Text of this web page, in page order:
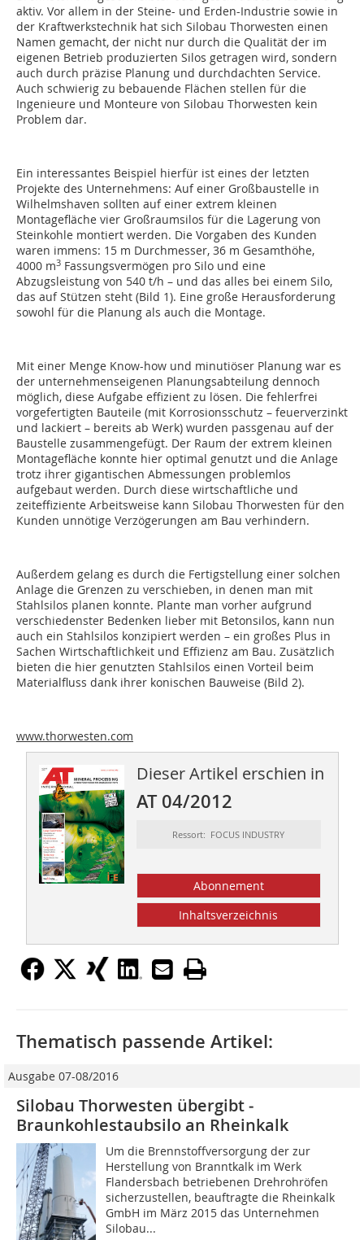
aktiv. Vor allem in der Steine- und Erden-Industrie sowie in
der Kraftwerkstechnik hat sich Silobau Thorwesten einen
Namen gemacht, der nicht nur durch die Qualität der im
eigenen Betrieb produzierten Silos getragen wird, sondern
auch durch präzise Planung und durchdachten Service.
Auch schwierig zu bebauende Flächen stellen für die
Ingenieure und Monteure von Silobau Thorwesten kein
Problem dar.
Ein interessantes Beispiel hierfür ist eines der letzten
Projekte des Unternehmens: Auf einer Großbaustelle in
Wilhelmshaven sollten auf einer extrem kleinen
Montagefläche vier Großraumsilos für die Lagerung von
Steinkohle montiert werden. Die Vorgaben des Kunden
waren immens: 15 m Durchmesser, 36 m Gesamthöhe,
4000 m3 Fassungsvermögen pro Silo und eine
Abzugsleistung von 540 t/h – und das alles bei einem Silo,
das auf Stützen steht (Bild 1). Eine große Herausforderung
sowohl für die Planung als auch die Montage.
Mit einer Menge Know-how und minutiöser Planung war es
der unternehmenseigenen ­Planungsabteilung dennoch
möglich, diese Aufgabe effizient zu lösen. Die fehlerfrei
vorgefertigten Bauteile (mit Korrosionsschutz – feuerverzinkt
und lackiert – bereits ab Werk) wurden passgenau auf der
Baustelle zusammengefügt. Der Raum der extrem kleinen
Montagefläche konnte hier optimal genutzt und die Anlage
trotz ihrer gigantischen Abmessungen problemlos
aufgebaut werden. Durch diese wirtschaftliche und
zeiteffiziente Arbeitsweise kann Silobau Thorwesten für den
Kunden unnötige Verzögerungen am Bau verhindern.
Außerdem gelang es durch die Fertigstellung einer solchen
Anlage die Grenzen zu verschieben, in denen man mit
Stahlsilos planen konnte. Plante man vorher aufgrund
verschiedenster Bedenken lieber mit Betonsilos, kann nun
auch ein Stahlsilos konzipiert werden – ein großes Plus in
Sachen Wirtschaftlichkeit und Effizienz am Bau. Zusätzlich
bieten die hier genutzten Stahlsilos einen Vorteil beim
Materialfluss dank ihrer konischen Bauweise (Bild 2).
www.thorwesten.com
Dieser Artikel erschien in
AT 04/2012
Ressort: FOCUS INDUSTRY
Abonnement
Inhaltsverzeichnis
Thematisch passende Artikel:
Ausgabe 07-08/2016
Silobau Thorwesten übergibt ­
Braunkohlestaubsilo an Rheinkalk
Um die Brennstoffversorgung der zur
Herstellung von Branntkalk im Werk
Flandersbach betriebenen Drehrohröfen
sicherzustellen, beauftragte die Rheinkalk
GmbH im März 2015 das Unternehmen
Silobau...